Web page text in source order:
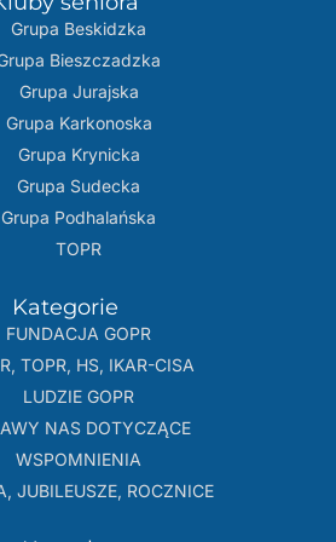
Grupa Beskidzka​
Bieszczadzka
Grupa Jurajska
Grupa Karkonoska
Grupa Krynicka
Grupa Sudecka
Grupa Podhalańska
TOPR
Kategorie
FUNDACJA GOPR
TOPR, HS, IKAR-CISA
LUDZIE GOPR
NAS DOTYCZĄCE
WSPOMNIENIA
JUBILEUSZE, ROCZNICE